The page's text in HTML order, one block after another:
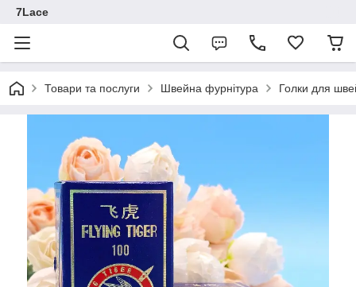
7Lace
Товари та послуги Швейна фурнітура Голки для